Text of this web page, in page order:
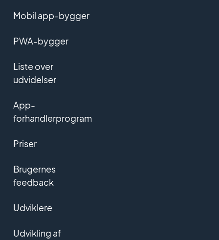
Mobil app-bygger
PWA-bygger
Liste over
udvidelser
App-
forhandlerprogram
Priser
Brugernes
feedback
Udviklere
Udvikling af